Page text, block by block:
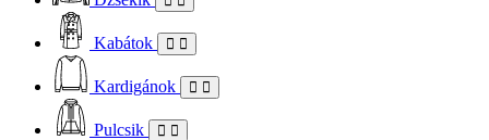
Kabátok
Kardigánok
Pulcsik